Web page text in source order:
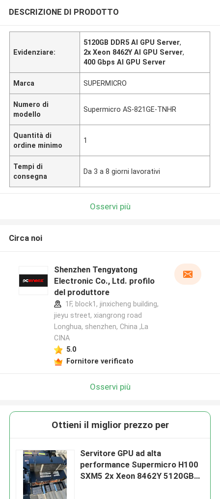
DESCRIZIONE DI PRODOTTO
Evidenziare:
5120GB DDR5 AI GPU Server,
2x Xeon 8462Y AI GPU Server,
400 Gbps AI GPU Server
Marca SUPERMICRO
Numero di
modello
Supermicro AS-821GE-TNHR
Quantità di
ordine minimo
1
Tempi di
consegna
Da 3 a 8 giorni lavorativi
Osservi più
Circa noi
Shenzhen Tengyatong
Electronic Co., Ltd. profilo
del produttore
1F, block1, jinxicheng building,
jieyu street, xiangrong road
Longhua, shenzhen, China ,La
CINA
5.0
Fornitore verificato
Osservi più
Ottieni il miglior prezzo per
Servitore GPU ad alta
performance Supermicro H100
SXM5 2x Xeon 8462Y 5120GB